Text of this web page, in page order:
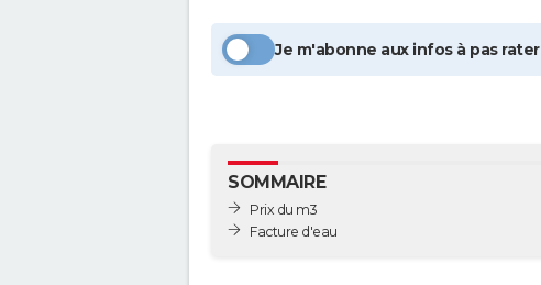
Je m'abonne aux infos à pas rater
SOMMAIRE
Prix du m3
Facture d'eau